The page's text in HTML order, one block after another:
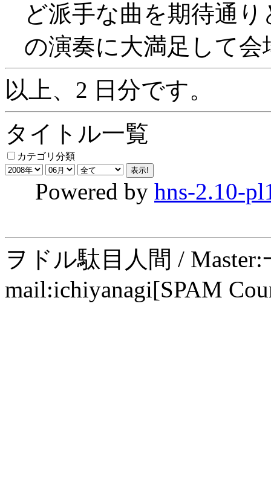
ど派手な曲を期待通
の演奏に大満足して
以上、2 日分です。
タイトル一覧
カテゴリ分類
Powered by hns-2.10-
ヲドル駄目人間 /
mail:ichiyanagi[SPAM